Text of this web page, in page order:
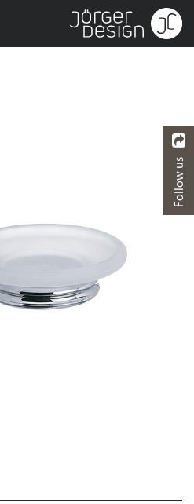
Follow us